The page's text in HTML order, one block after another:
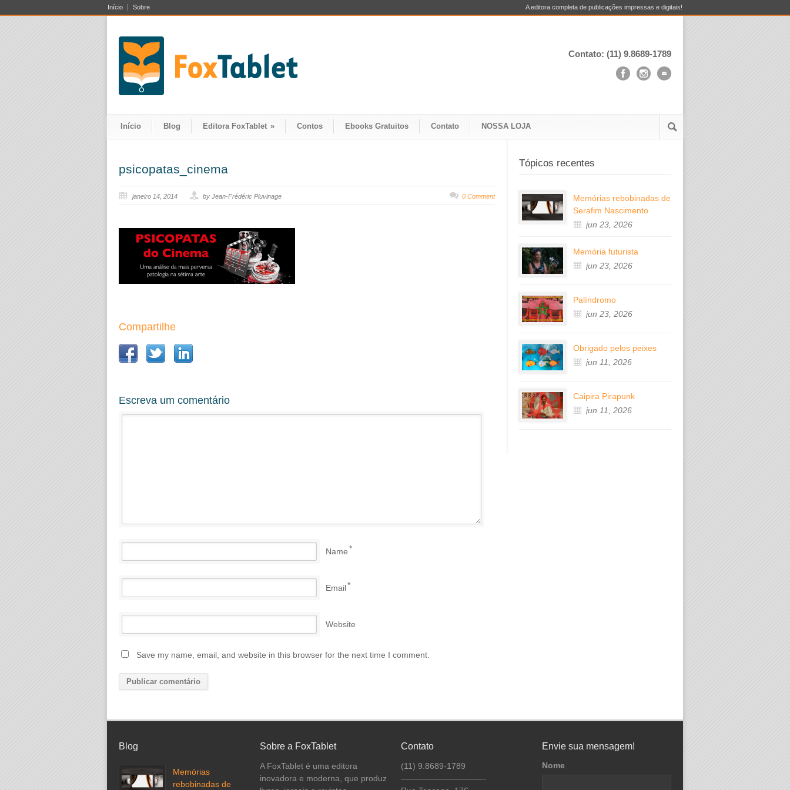
Início Sobre A editora completa de publicações impressas e digitais!
Contato: (11) 9.8689-1789
Início Blog Editora FoxTablet » Contos Ebooks Gratuitos Contato NOSSA LOJA
psicopatas_cinema
janeiro 14, 2014 by Jean-Frédéric Pluvinage 0 Comment
Compartilhe
Escreva um comentário
Name*
Email*
Website
Save my name, email, and website in this browser for the next time I comment.
Tópicos recentes
Memórias rebobinadas de
Serafim Nascimento
jun 23, 2026
Memória futurista
jun 23, 2026
Palíndromo
jun 23, 2026
Obrigado pelos peixes
jun 11, 2026
Caipira Pirapunk
jun 11, 2026
Blog
Memórias
rebobinadas de
Sobre a FoxTablet
A FoxTablet é uma editora
inovadora e moderna, que produz
Contato
(11) 9.8689-1789
——————————-
Envie sua mensagem!
Nome